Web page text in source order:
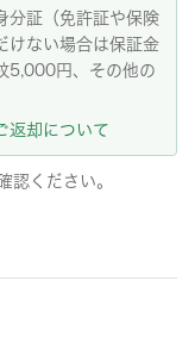
分証（免許証や保険
けない場合は保証金
5,000円、その他の
返却について
認ください。